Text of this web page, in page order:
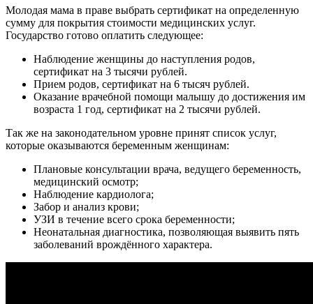
Молодая мама в праве выбрать сертификат на определенную
сумму для покрытия стоимости медицинских услуг.
Государство готово оплатить следующее:
Наблюдение женщины до наступления родов,
сертификат на 3 тысячи рублей.
Прием родов, сертификат на 6 тысяч рублей.
Оказание врачебной помощи малышу до достижения им
возраста 1 год, сертификат на 2 тысячи рублей.
Так же на законодательном уровне принят список услуг,
которые оказываются беременным женщинам:
Плановые консультации врача, ведущего беременность,
медицинский осмотр;
Наблюдение кардиолога;
Забор и анализ крови;
УЗИ в течение всего срока беременности;
Неонатальная диагностика, позволяющая выявить пять
заболеваний врождённого характера.